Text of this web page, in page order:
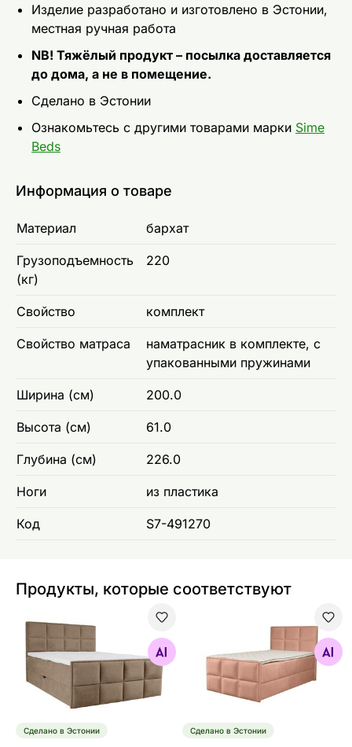
Изделие разработано и изготовлено в Эстонии,
местная ручная работа
NB! Тяжёлый продукт – посылка доставляется
до дома, а не в помещение.
Сделано в Эстонии
Ознакомьтесь с другими товарами марки Sime
Beds
Информация о товаре
Материал бархат
Грузоподъемность
(кг)
220
Свойство комплект
Свойство матраса
наматрасник в комплекте, с
упакованными пружинами
Ширина (см) 200.0
Высота (см) 61.0
Глубина (см) 226.0
Ноги из пластика
Код S7-491270
Продукты, которые соответствуют
Sime Beds Континентальная кровать с ящиком для
Найдите похожие
Сделано в Эстонии
Sime Beds
Найдите похожие
Сделано в Эстонии